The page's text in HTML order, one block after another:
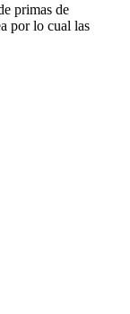
primas de
por lo cual las